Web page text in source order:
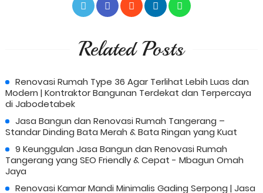
Related Posts
Renovasi Rumah Type 36 Agar Terlihat Lebih Luas dan
Modern | Kontraktor Bangunan Terdekat dan Terpercaya
di Jabodetabek
Jasa Bangun dan Renovasi Rumah Tangerang –
Standar Dinding Bata Merah & Bata Ringan yang Kuat
9 Keunggulan Jasa Bangun dan Renovasi Rumah
Tangerang yang SEO Friendly & Cepat - Mbagun Omah
Jaya
Renovasi Kamar Mandi Minimalis Gading Serpong | Jasa